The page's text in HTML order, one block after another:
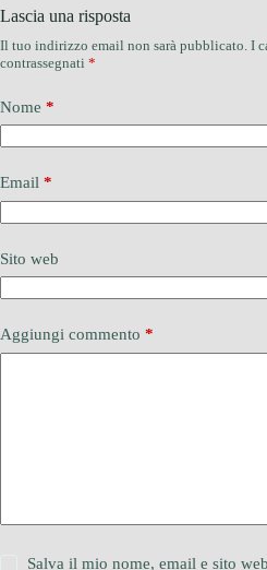
Lascia una risposta
Il tuo indirizzo email non sarà pubblicato. I
contrassegnati *
Nome *
Email *
Sito web
Aggiungi commento *
Salva il mio nome, email e sito